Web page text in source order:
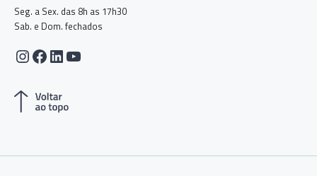
Seg. a Sex. das 8h as 17h30
Sab. e Dom. fechados
Instagram
Facebook
LinkedIn
Youtube